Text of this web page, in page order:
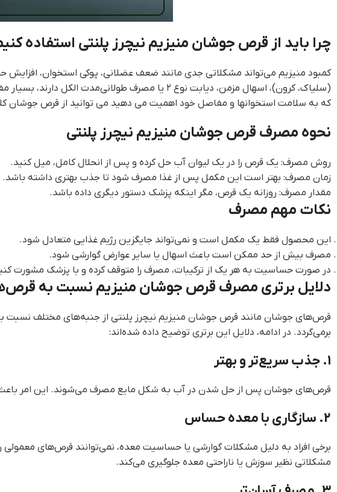
چرا باید از قرص جوشان منیزیم نیچرز پلنتی استفاده
کمبود منیزیم می‌تواند مشکلاتی جدی مانند ضعف عضلانی، پوکی استخوان،
(سلیاک، کرون)، اسهال مزمن، دیابت نوع ۲ یا مصرف
که به سلامت استخوانها و مفاصل خود اهمیت می دهید می توانید از قرص جوشان کلسیم و ویتامین د 3
نحوه مصرف قرص جوشان منیزیم نیچرز پلنتی
روش مصرف: یک قرص را در یک لیوان آب حل کرده و پس از انحلال کامل، میل کنید.
زمان مصرف: بهتر است این مکمل پس از غذا مصرف شود تا جذب بهتری داشته باشد.
مقدار مصرف: روزانه یک قرص، مگر اینکه پزشک دستور دیگری داده باشد.
نکات مهم مصرف
این محصول فقط یک مکمل است و نمی‌تواند جایگزین رژیم غذایی متعادل شود.
مصرف بیش از حد ممکن است باعث اسهال یا سایر عوارض گوارشی شود.
در صورت حساسیت به هر یک از ترکیبات، مصرف را متوقف کرده و با پزشک مشورت
دلایل برتری مصرف قرص جوشان منیزیم نسبت به
قرص‌های جوشان مانند قرص جوشان منیزیم نیچرز پلنتی از جنبه‌های مختلف نسبت
برمی‌گردد. در ادامه، دلایل این برتری توضیح داده شده‌اند:
1. جذب سریع‌تر و بهتر
قرص‌های جوشان پس از حل شدن در آب به شکل مایع مصرف می‌شوند. این امر باعث
2. سازگاری با معده حساس
برخی افراد به دلیل مشکلات گوارشی یا حساسیت معده، نمی‌توانند قرص‌های معمولی
مشکلاتی نظیر سوزش یا ناراحتی معده جلوگیری می‌کند.